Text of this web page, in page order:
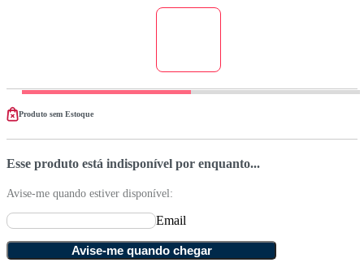
Produto sem Estoque
Esse produto está indisponível por enquanto...
Avise-me quando estiver disponível:
Email
Avise-me quando chegar